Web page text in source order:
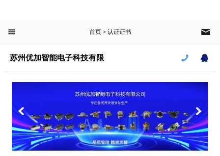
产品中心
案例中心
关于我们
首页> 认证证书
苏州优加智能电子科技有限